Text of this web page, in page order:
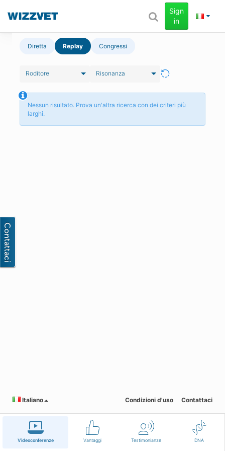
Videoconferenze Vantaggi Testimonianze DNA
Sign
in
Diretta Replay Congressi
Roditore Risonanza
Nessun risultato. Prova un'altra ricerca con dei criteri più
larghi.
Italiano Condizioni d'uso Contattaci